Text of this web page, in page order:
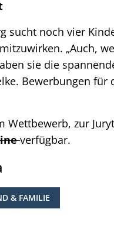
sucht noch vier
„Auch,
sie die
Bewerbungen für
zur
verfügbar.
& FAMILIE